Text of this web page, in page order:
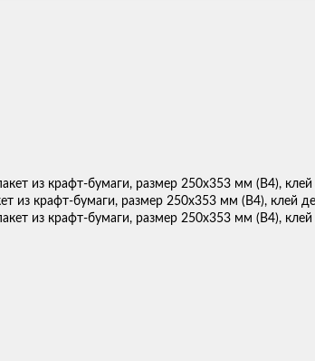
из крафт-бумаги, размер 250х353 мм (B4), клей